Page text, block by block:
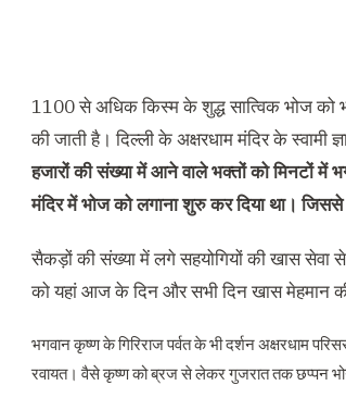
1100 से अधिक किस्म के शुद्ध सात्विक भोज को
की जाती है। दिल्ली के अक्षरधाम मंदिर के स्वामी
हजारों की संख्या में आने वाले भक्तों को मिनटों में
मंदिर में भोज को लगाना शुरु कर दिया था।
सैकड़ों की संख्या में लगे सहयोगियों की खास सेवा
को यहां आज के दिन और सभी दिन खास मेहमान
भगवान कृष्ण के गिरिराज पर्वत के भी दर्शन अक्षरधाम
रवायत। वैसे कृष्ण को ब्रज से लेकर गुजरात तक छप्पन भोग